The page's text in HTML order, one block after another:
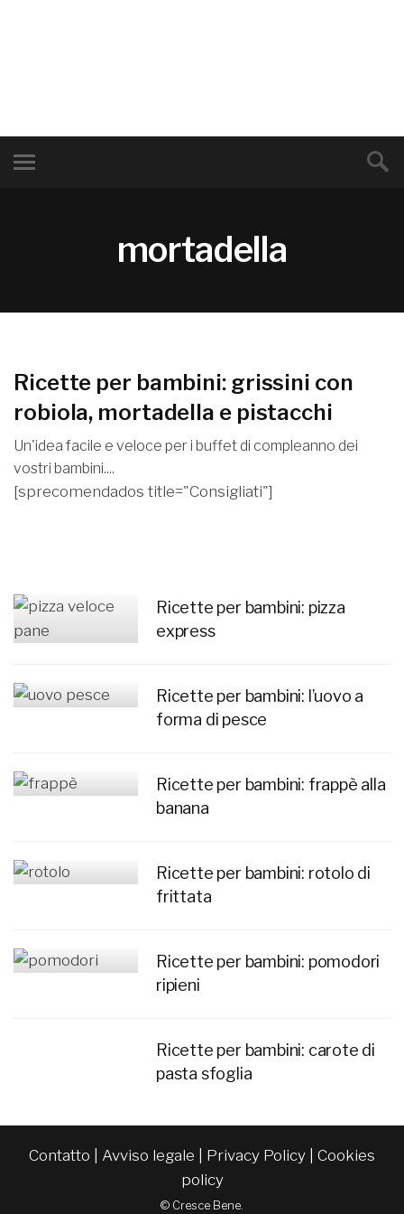
mortadella
Ricette per bambini: grissini con
robiola, mortadella e pistacchi
Un'idea facile e veloce per i buffet di compleanno dei
vostri bambini....
[sprecomendados title="Consigliati"]
Ricette per bambini: pizza
express
Ricette per bambini: l’uovo a
forma di pesce
Ricette per bambini: frappè alla
banana
Ricette per bambini: rotolo di
frittata
Ricette per bambini: pomodori
ripieni
Ricette per bambini: carote di
pasta sfoglia
Contatto Avviso legale Privacy Policy
Cookies
policy
© Cresce Bene.